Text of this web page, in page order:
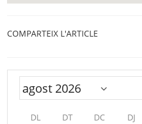
COMPARTEIX L'ARTICLE
DL DT DC DJ